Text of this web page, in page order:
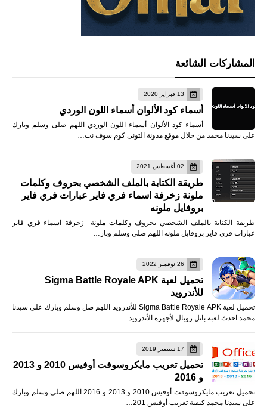
المشاركات الشائعة
13 فبراير 2020
أسماء كود الألوان أسماء اللون الوردي
أسماء كود الألوان أسماء اللون الوردي اللهم صلى وسلم وبارك
على سيدنا محمد من خلال موقع مدونة التونى كوم سوف نت…
02 أغسطس 2021
طريقة الكتابة بالملف الشخصي بحروف وكلمات
ملونة زخرفة اسماء فري فاير عبارات فري فاير
بروفايل ملونه
طريقة الكتابة بالملف الشخصي بحروف وكلمات ملونة زخرفة اسماء فري فاير
عبارات فري فاير بروفايل ملونه اللهم صلى وسلم وبار…
26 نوفمبر 2022
تحميل لعبة Sigma Battle Royale APK
للأندرويد
تحميل لعبة Sigma Battle Royale APK للأندرويد اللهم صل وسلم وبارك على سيدنا
محمد احدث لعبة باتل رويال لأجهزة الأندرويد …
17 سبتمبر 2019
تحميل تعريب مايكروسوفت أوفيس 2010 و 2013
و 2016
تحميل تعريب مايكروسوفت أوفيس 2010 و 2013 و 2016 اللهم صلي وسلم وبارك
على سيدنا محمد كيفية تعريب أوفيس 201…